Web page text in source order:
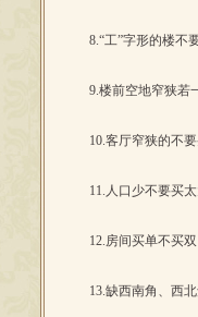
8.“工”字形的楼不
9.楼前空地窄狭若
10.客厅窄狭的不
11.人口少不要买
12.房间买单不买
13.缺西南角、西